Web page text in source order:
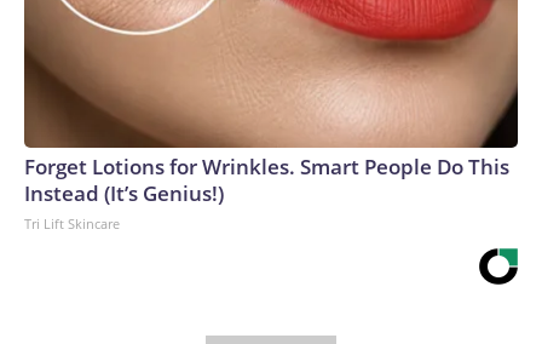
Forget Lotions for Wrinkles. Smart People Do This
Instead (It’s Genius!)
Tri Lift Skincare